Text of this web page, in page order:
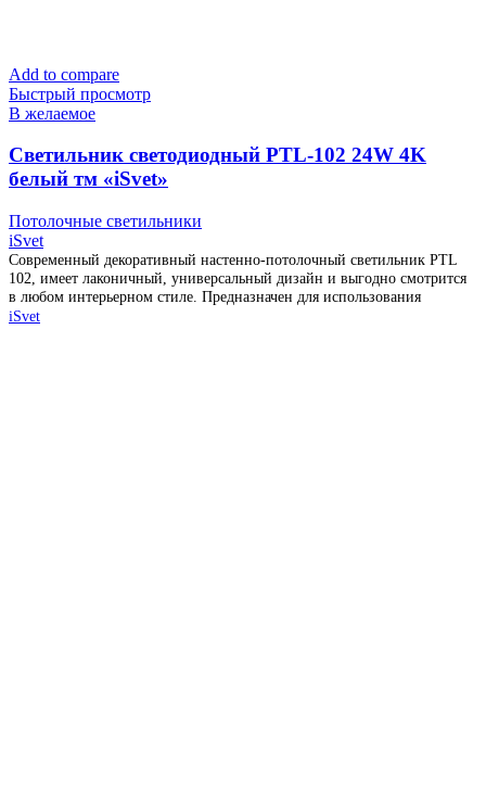
Add to compare
Быстрый просмотр
В желаемое
Cветильник светодиодный PTL-102 24W 4K
белый тм «iSvet»
Потолочные светильники
iSvet
Современный декоративный настенно-потолочный светильник PTL
102, имеет лаконичный, универсальный дизайн и выгодно смотрится
в любом интерьерном стиле. Предназначен для использования
iSvet